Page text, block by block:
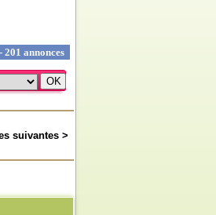
annonces
suivantes >